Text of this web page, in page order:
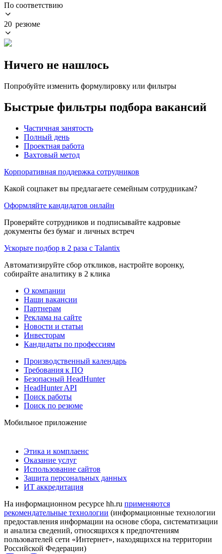
По соответствию
20 резюме
Ничего не нашлось
Попробуйте изменить формулировку или фильтры
Быстрые фильтры подбора вакансий
Частичная занятость
Полный день
Проектная работа
Вахтовый метод
Корпоративная поддержка сотрудников
Какой соцпакет вы предлагаете семейным сотрудникам?
Оформляйте кандидатов онлайн
Проверяйте сотрудников и подписывайте кадровые
документы без бумаг и личных встреч
Ускорьте подбор в 2 раза с Talantix
Автоматизируйте сбор откликов, настройте воронку,
собирайте аналитику в 2 клика
О компании
Наши вакансии
Партнерам
Реклама на сайте
Новости и статьи
Инвесторам
Кандидаты по профессиям
Производственный календарь
Требования к ПО
Безопасный HeadHunter
HeadHunter API
Поиск работы
Поиск по резюме
Мобильное приложение
Этика и комплаенс
Оказание услуг
Использование сайтов
Защита персональных данных
ИТ аккредитация
На информационном ресурсе hh.ru применяются
рекомендательные технологии (информационные технологии
предоставления информации на основе сбора, систематизации
и анализа сведений, относящихся к предпочтениям
пользователей сети «Интернет», находящихся на территории
Российской Федерации)